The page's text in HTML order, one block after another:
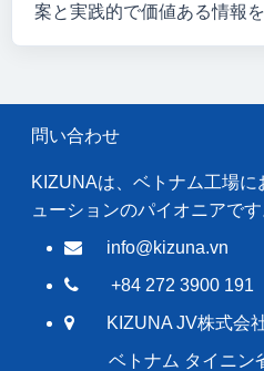
案と実践的で価値ある情報
問い合わせ
KIZUNAは、ベトナム工場に
ューションのパイオニアです
info@kizuna.vn
+84 272 3900 191
KIZUNA JV株式会
ベトナム タイニン